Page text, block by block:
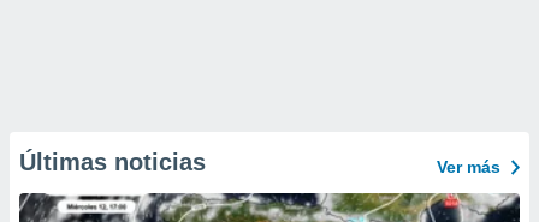
Últimas noticias Ver más